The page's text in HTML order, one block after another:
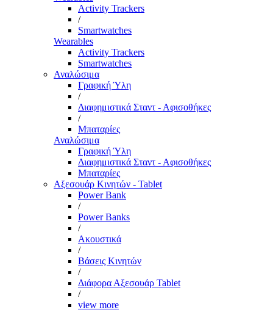
Activity Trackers
/
Smartwatches
Wearables
Activity Trackers
Smartwatches
Αναλώσιμα
Γραφική Ύλη
/
Διαφημιστικά Σταντ - Αφισοθήκες
/
Μπαταρίες
Αναλώσιμα
Γραφική Ύλη
Διαφημιστικά Σταντ - Αφισοθήκες
Μπαταρίες
Αξεσουάρ Κινητών - Tablet
Power Bank
/
Power Banks
/
Ακουστικά
/
Βάσεις Κινητών
/
Διάφορα Αξεσουάρ Tablet
/
view more